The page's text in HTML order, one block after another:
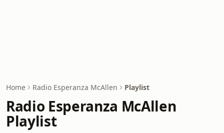
Home Radio Esperanza McAllen Playlist
Radio Esperanza McAllen
Playlist